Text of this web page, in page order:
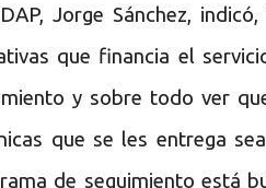
Jorge Sánchez,
que financia el
y sobre todo ver
que se les entrega
de seguimiento está